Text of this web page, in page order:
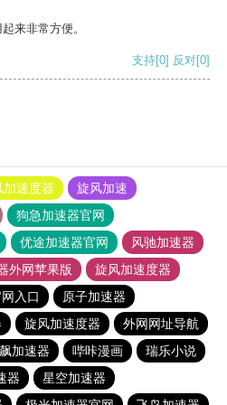
来非常方便。
支持[0] 反对[0]
加速度器
旋风加速
狗急加速器官网
优途加速器官网
风驰加速器
外网苹果版
旋风加速度器
入口
原子加速器
旋风加速度器
外网网址导航
加速器 哔咔漫画
瑞乐小说
器
星空加速器